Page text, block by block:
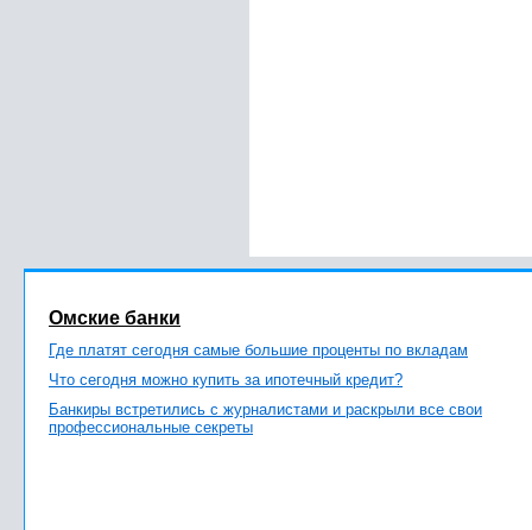
Омские банки
Где платят сегодня самые большие проценты по вкладам
Что сегодня можно купить за ипотечный кредит?
Банкиры встретились с журналистами и раскрыли все свои
профессиональные секреты